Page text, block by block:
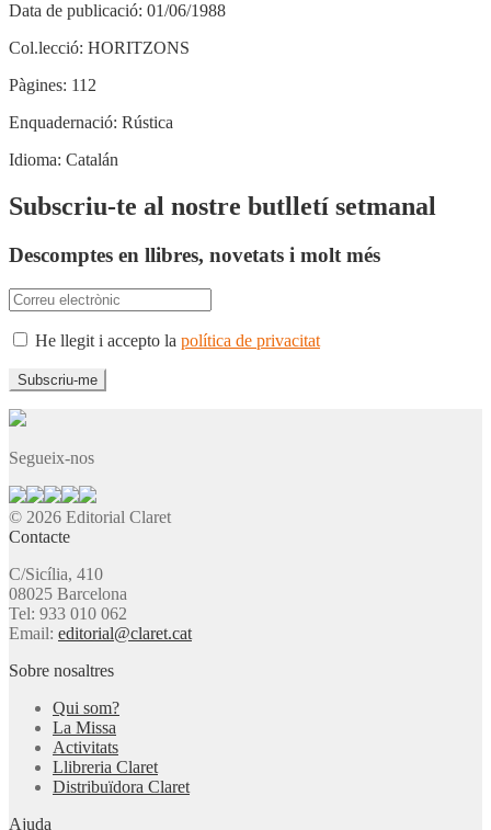
Data de publicació: 01/06/1988
Col.lecció: HORITZONS
Pàgines: 112
Enquadernació: Rústica
Idioma: Catalán
Subscriu-te al nostre butlletí setmanal
Descomptes en llibres, novetats i molt més
He llegit i accepto la política de privacitat
Segueix-nos
© 2026 Editorial Claret
Contacte
C/Sicília, 410
08025 Barcelona
Tel: 933 010 062
Email: editorial@claret.cat
Sobre nosaltres
Qui som?
La Missa
Activitats
Llibreria Claret
Distribuïdora Claret
Ajuda